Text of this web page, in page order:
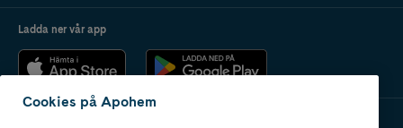
Ladda ner vår app
Cookies på Apohem